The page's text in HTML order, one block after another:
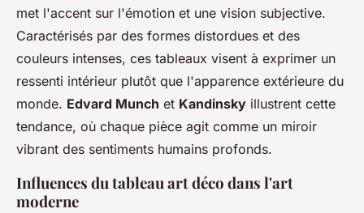
met l'accent sur l'émotion et une vision subjective.
Caractérisés par des formes distordues et des
couleurs intenses, ces tableaux visent à exprimer un
ressenti intérieur plutôt que l'apparence extérieure du
monde. Edvard Munch et Kandinsky illustrent cette
tendance, où chaque pièce agit comme un miroir
vibrant des sentiments humains profonds.
Influences du tableau art déco dans l'art
moderne